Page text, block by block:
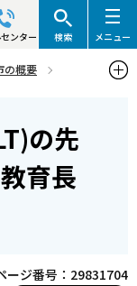
ンター 検索 メニュー
の概要
）
に着任の挨拶
の先
育長
ージ番号：29831704